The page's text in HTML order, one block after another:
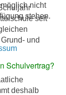
seit
und
Schulvertrag?
deshalb
nicht
stehen.